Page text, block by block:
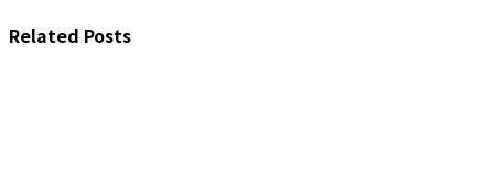
Related Posts